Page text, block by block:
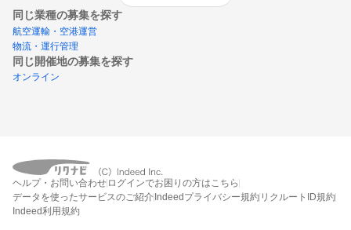
同じ業種の募集を探す
航空運輸・空港運営
物流・運行管理
同じ開催地の募集を探す
オンライン
エントリーするとプログラムの詳細案内を
受け取れるようになります
ヘルプ・お問い合わせ ログインでお困りの方はこちら
データを使ったサービスのご紹介 Indeedプライバシー規約 リクルートID規約
Indeed利用規約